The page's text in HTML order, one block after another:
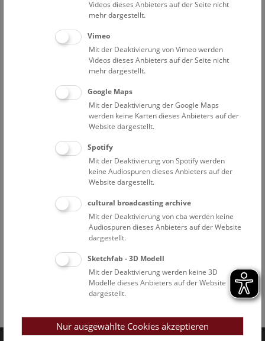
Eine Nacht im Museum
Videos dieses Anbieters auf der Seite nicht
mehr dargestellt.
Vimeo
Mit der Deaktivierung von Vimeo werden
Videos dieses Anbieters auf der Seite nicht
mehr dargestellt.
Google Maps
Mit der Deaktivierung der Google Maps
werden keine Karten dieses Anbieters auf der
Website dargestellt.
Spotify
Mit der Deaktivierung von Spotify werden
keine Audiospuren dieses Anbieters auf der
Website dargestellt.
cultural broadcasting archive
Mit der Deaktivierung von cba werden keine
Audiospuren dieses Anbieters auf der Website
dargestellt.
Sketchfab - 3D Modell
Mit der Deaktivierung werden keine 3D
Modelle dieses Anbieters auf der Website
dargestellt.
Nur ausgewählte Cookies akzeptieren